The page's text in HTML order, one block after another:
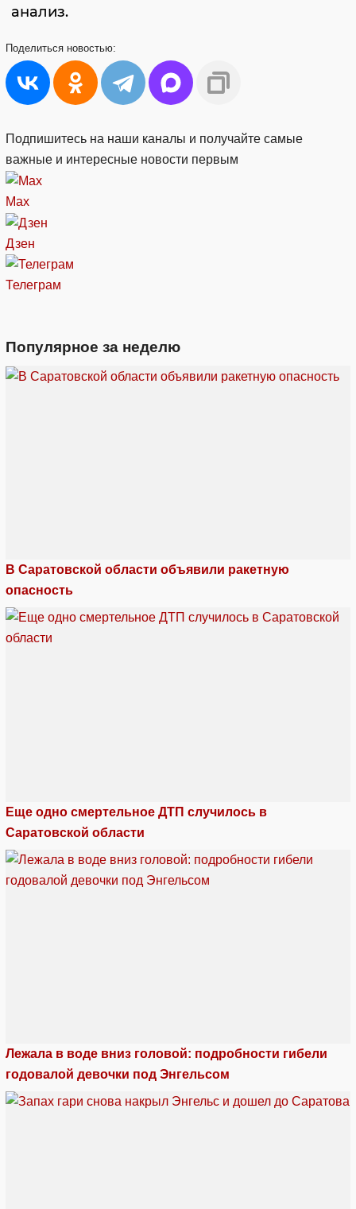
анализ.
Поделиться новостью:
Подпишитесь на наши каналы и получайте самые
важные и интересные новости первым
Max
Дзен
Телеграм
Популярное за неделю
В Саратовской области объявили ракетную
опасность
Еще одно смертельное ДТП случилось в
Саратовской области
Лежала в воде вниз головой: подробности гибели
годовалой девочки под Энгельсом